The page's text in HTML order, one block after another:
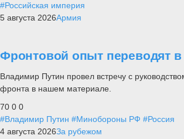
#Российская империя
5 августа 2026Армия
Фронтовой опыт переводят
Владимир Путин провел встречу с
фронта в нашем материале.
70 0 0
#Владимир Путин #Минобороны РФ #Россия
4 августа 2026За рубежом